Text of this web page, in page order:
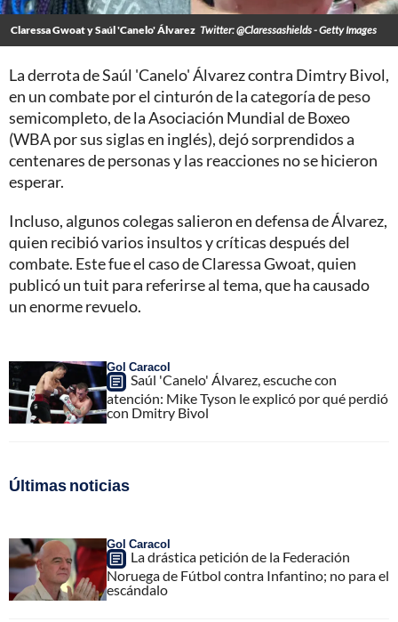
Claressa Gwoat y Saúl 'Canelo' Álvarez Twitter: @Claressashields - Getty Images
La derrota de Saúl 'Canelo' Álvarez contra Dimtry Bivol,
en un combate por el cinturón de la categoría de peso
semicompleto, de la Asociación Mundial de Boxeo
(WBA por sus siglas en inglés), dejó sorprendidos a
centenares de personas y las reacciones no se hicieron
esperar.
Incluso, algunos colegas salieron en defensa de Álvarez,
quien recibió varios insultos y críticas después del
combate. Este fue el caso de Claressa Gwoat, quien
publicó un tuit para referirse al tema, que ha causado
un enorme revuelo.
Gol Caracol
Saúl 'Canelo' Álvarez, escuche con
atención: Mike Tyson le explicó por qué perdió
con Dmitry Bivol
Últimas noticias
Gol Caracol
La drástica petición de la Federación
Noruega de Fútbol contra Infantino; no para el
escándalo